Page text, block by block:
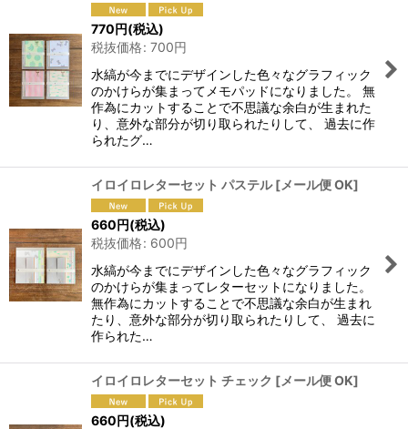
770円(税込)
税抜価格: 700円
水縞が今までにデザインした色々なグラフィック
のかけらが集まってメモパッドになりました。 無
作為にカットすることで不思議な余白が生まれた
り、意外な部分が切り取られたりして、 過去に作
られたグ…
イロイロレターセット パステル [メール便 OK]
660円(税込)
税抜価格: 600円
水縞が今までにデザインした色々なグラフィック
のかけらが集まってレターセットになりました。
無作為にカットすることで不思議な余白が生まれ
たり、意外な部分が切り取られたりして、 過去に
作られた…
イロイロレターセット チェック [メール便 OK]
660円(税込)